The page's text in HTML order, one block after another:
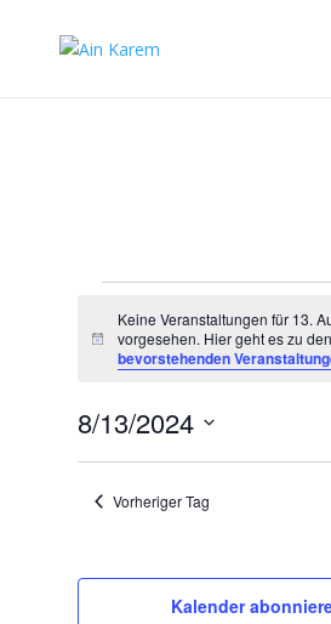
für
13.
August
2024
Hinweis
Keine Veranstaltungen für 13.
vorgesehen. Hier geht es zu
bevorstehenden
8/13/2024
Vorheriger Tag
Kalender